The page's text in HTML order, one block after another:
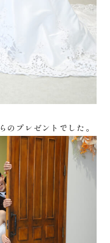
のプレゼントでした。